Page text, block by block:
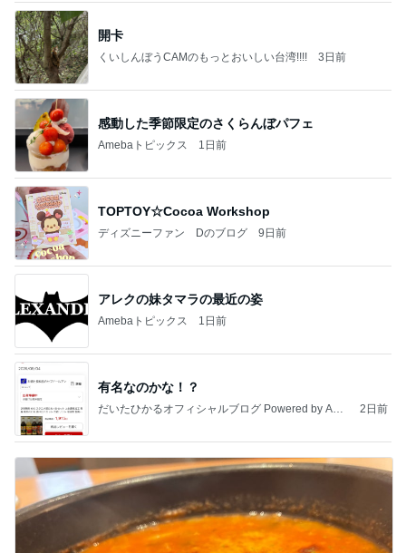
開卡
くいしんぼうCAMのもっとおいしい台湾!!!! 3日前
感動した季節限定のさくらんぼパフェ
Amebaトピックス 1日前
TOPTOY☆Cocoa Workshop
ディズニーファン Dのブログ 9日前
アレクの妹タマラの最近の姿
Amebaトピックス 1日前
有名なのかな！？
だいたひかるオフィシャルブログ Powered by Ame
2日前